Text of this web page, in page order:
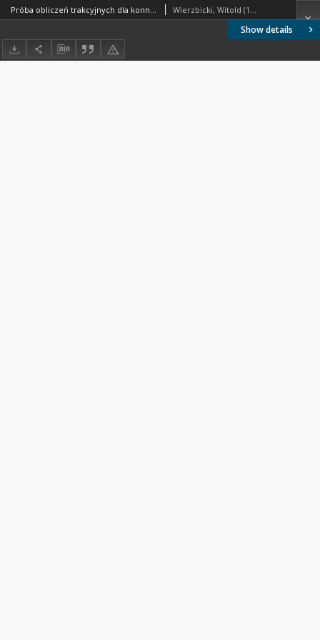
Show details
Próba obliczeń trakcyjnych dla konnych przewozów leśnych Wierzbicki, Witold (1890-1965). Autor